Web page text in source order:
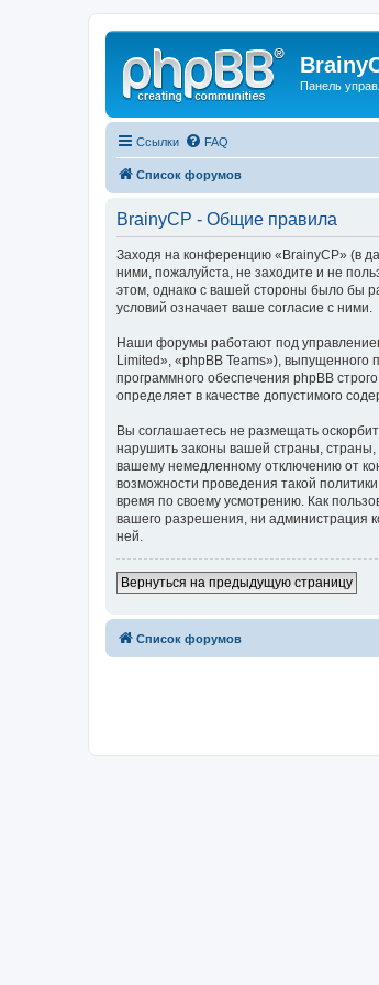
Панель
Ссылки FAQ
Список форумов
BrainyCP - Общие правила
Заходя на конференцию «BrainyCP» (в
ними, пожалуйста, не заходите и не
этом, однако с вашей стороны было бы
условий означает ваше согласие с ними.
Наши форумы работают под
Limited», «phpBB Teams»), выпущенного
программного обеспечения phpBB
определяет в качестве допустимого
Вы соглашаетесь не размещать
нарушить законы вашей страны, страны,
вашему немедленному отключению от
возможности проведения такой
время по своему усмотрению. Как
вашего разрешения, ни администрация
ней.
Вернуться на предыдущую страницу
Список форумов